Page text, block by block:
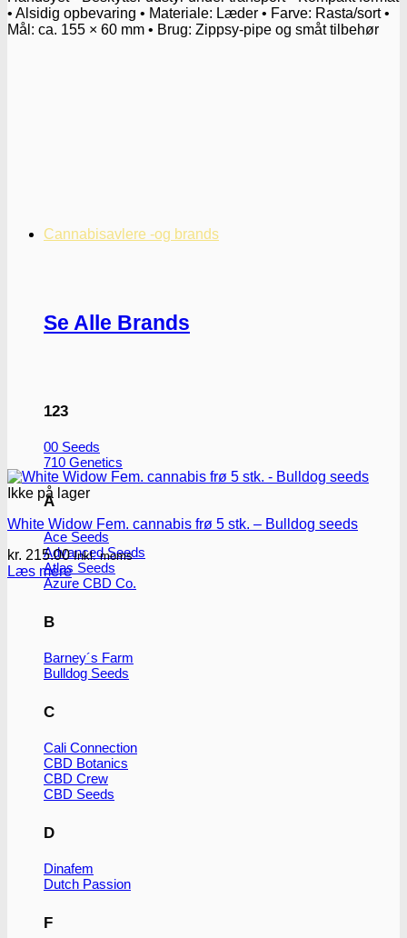
Cannabisavlere -og brands
Se Alle Brands
123
00 Seeds
710 Genetics
A
Ace Seeds
Advanced Seeds
Atlas Seeds
Azure CBD Co.
B
Barney´s Farm
Bulldog Seeds
C
Cali Connection
CBD Botanics
CBD Crew
CBD Seeds
D
Dinafem
Dutch Passion
F
• Alsidig opbevaring • Materiale: Læder • Farve: Rasta/sort •
Mål: ca. 155 × 60 mm • Brug: Zippsy-pipe og småt tilbehør
Ikke på lager
White Widow Fem. cannabis frø 5 stk. – Bulldog seeds
kr. 215.00 Inkl. moms
Læs mere